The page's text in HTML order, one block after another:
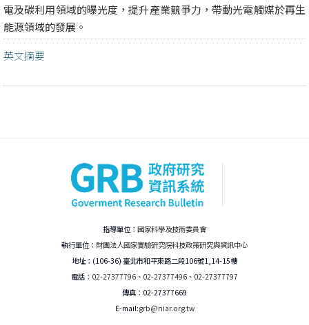
電及碳利用領域的曝光度，提升產業競爭力，帶動光電觸媒於再生
能源領域的發展。
英文摘要
指導單位： 國家科學及技術委員會
執行單位： 財團法人國家實驗研究院科技政策研究與資訊中心
地址：(106-36) 臺北市和平東路二段106號1,14-15樓
電話： 02-27377796 、 02-27377496 、 02-27377797
傳真：02-27377669
E-mail:grb@niar.org.tw